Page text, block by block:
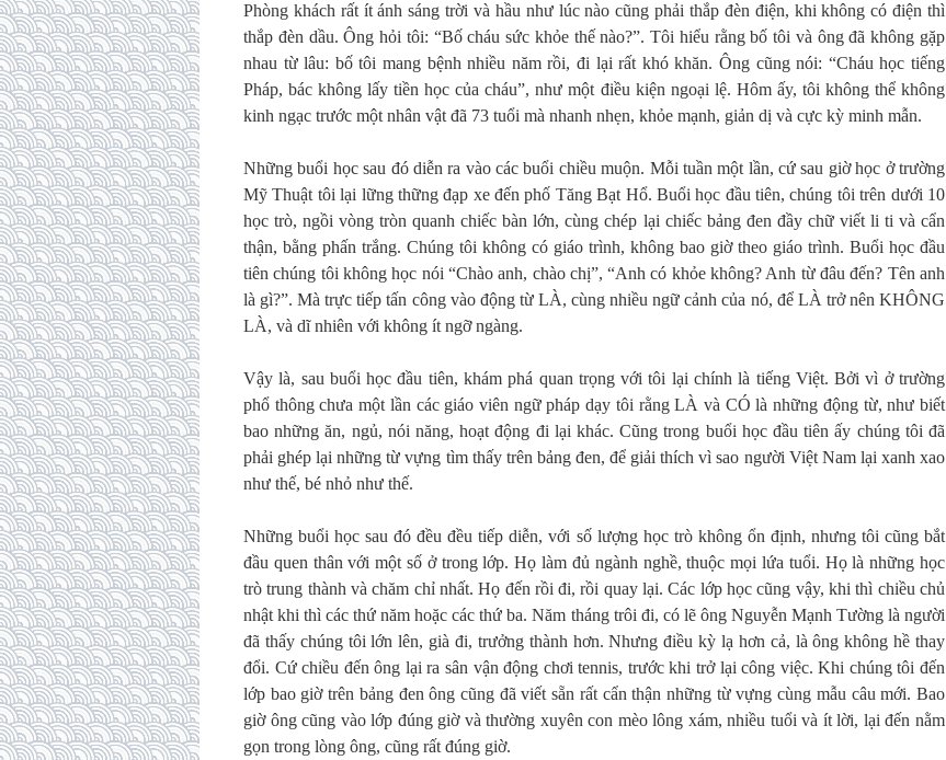
Phòng khách rất ít ánh sáng trời và hầu như lúc nào cũng phải thắp đèn điện, khi không có điện thì
thắp đèn dầu. Ông hỏi tôi: “Bố cháu sức khỏe thế nào?”. Tôi hiểu rằng bố tôi và ông đã không gặp
nhau từ lâu: bố tôi mang bệnh nhiều năm rồi, đi lại rất khó khăn. Ông cũng nói: “Cháu học tiếng
Pháp, bác không lấy tiền học của cháu”, như một điều kiện ngoại lệ. Hôm ấy, tôi không thể không
kinh ngạc trước một nhân vật đã 73 tuổi mà nhanh nhẹn, khỏe mạnh, giản dị và cực kỳ minh mẫn.
Những buổi học sau đó diễn ra vào các buổi chiều muộn. Mỗi tuần một lần, cứ sau giờ học ở trường
Mỹ Thuật tôi lại lững thững đạp xe đến phố Tăng Bạt Hổ. Buổi học đầu tiên, chúng tôi trên dưới 10
học trò, ngồi vòng tròn quanh chiếc bàn lớn, cùng chép lại chiếc bảng đen đầy chữ viết li ti và cẩn
thận, bằng phấn trắng. Chúng tôi không có giáo trình, không bao giờ theo giáo trình. Buổi học đầu
tiên chúng tôi không học nói “Chào anh, chào chị”, “Anh có khỏe không? Anh từ đâu đến? Tên anh
là gì?”. Mà trực tiếp tấn công vào động từ LÀ, cùng nhiều ngữ cảnh của nó, để LÀ trở nên KHÔNG
LÀ, và dĩ nhiên với không ít ngỡ ngàng.
Vậy là, sau buổi học đầu tiên, khám phá quan trọng với tôi lại chính là tiếng Việt. Bởi vì ở trường
phổ thông chưa một lần các giáo viên ngữ pháp dạy tôi rằng LÀ và CÓ là những động từ, như biết
bao những ăn, ngủ, nói năng, hoạt động đi lại khác. Cũng trong buổi học đầu tiên ấy chúng tôi đã
phải ghép lại những từ vựng tìm thấy trên bảng đen, để giải thích vì sao người Việt Nam lại xanh xao
như thế, bé nhỏ như thế.
Những buổi học sau đó đều đều tiếp diễn, với số lượng học trò không ổn định, nhưng tôi cũng bắt
đầu quen thân với một số ở trong lớp. Họ làm đủ ngành nghề, thuộc mọi lứa tuổi. Họ là những học
trò trung thành và chăm chỉ nhất. Họ đến rồi đi, rồi quay lại. Các lớp học cũng vậy, khi thì chiều chủ
nhật khi thì các thứ năm hoặc các thứ ba. Năm tháng trôi đi, có lẽ ông Nguyễn Mạnh Tường là người
đã thấy chúng tôi lớn lên, già đi, trưởng thành hơn. Nhưng điều kỳ lạ hơn cả, là ông không hề thay
đổi. Cứ chiều đến ông lại ra sân vận động chơi tennis, trước khi trở lại công việc. Khi chúng tôi đến
lớp bao giờ trên bảng đen ông cũng đã viết sẵn rất cẩn thận những từ vựng cùng mẫu câu mới. Bao
giờ ông cũng vào lớp đúng giờ và thường xuyên con mèo lông xám, nhiều tuổi và ít lời, lại đến nằm
gọn trong lòng ông, cũng rất đúng giờ.